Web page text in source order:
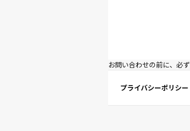
お問い合わせの前に、必ず
プライバシーポリシー